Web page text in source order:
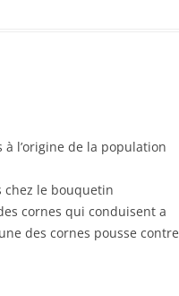
l’origine de la population
chez le bouquetin
cornes qui conduisent a
des cornes pousse contre